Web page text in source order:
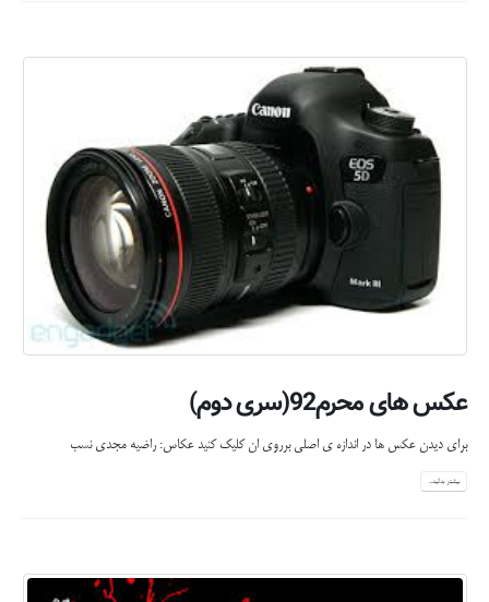
عکس های محرم92(سری دوم)
برای دیدن عکس ها در اندازه ی اصلی برروی ان کلیک کنید عکاس: راضیه مجدی نسب
بیشتر بدانید...